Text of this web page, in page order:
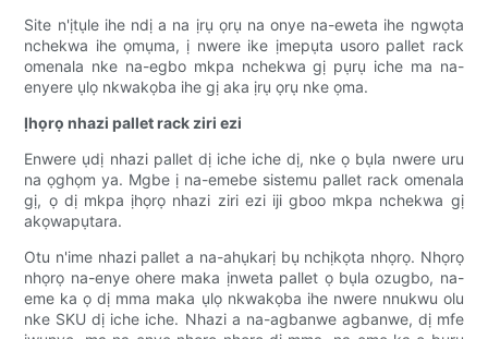
Site n'ịtụle ihe ndị a na ịrụ ọrụ na onye na-eweta ihe ngwọta
nchekwa ihe ọmụma, ị nwere ike ịmepụta usoro pallet rack
omenala nke na-egbo mkpa nchekwa gị pụrụ iche ma na-
enyere ụlọ nkwakọba ihe gị aka ịrụ ọrụ nke ọma.
Ịhọrọ nhazi pallet rack ziri ezi
Enwere ụdị nhazi pallet dị iche iche dị, nke ọ bụla nwere uru
na ọghọm ya. Mgbe ị na-emebe sistemu pallet rack omenala
gị, ọ dị mkpa ịhọrọ nhazi ziri ezi iji gboo mkpa nchekwa gị
akọwapụtara.
Otu n'ime nhazi pallet a na-ahụkarị bụ nchịkọta nhọrọ. Nhọrọ
nhọrọ na-enye ohere maka ịnweta pallet ọ bụla ozugbo, na-
eme ka ọ dị mma maka ụlọ nkwakọba ihe nwere nnukwu olu
nke SKU dị iche iche. Nhazi a na-agbanwe agbanwe, dị mfe